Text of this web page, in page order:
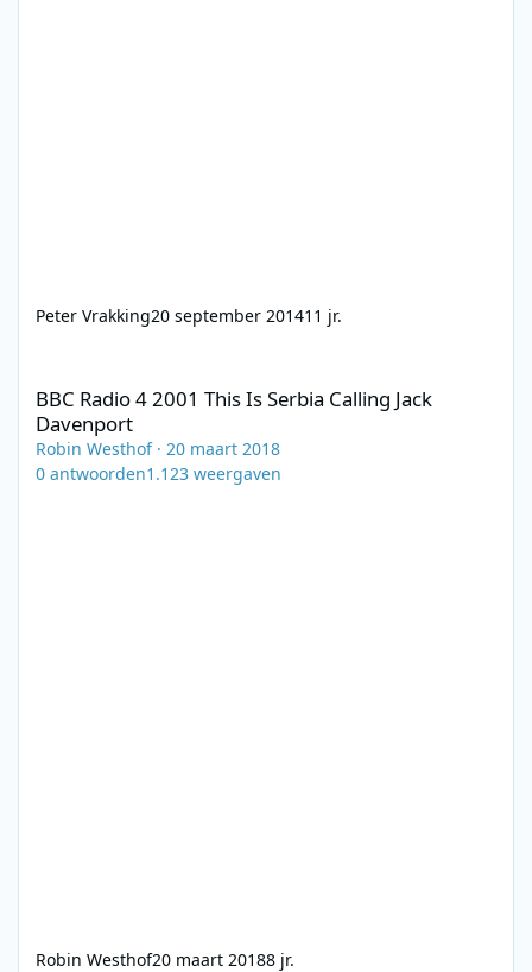
Peter Vrakking20 september 201411 jr.
BBC Radio 4 2001 This Is Serbia Calling Jack
Davenport
Robin Westhof· 20 maart 2018
0 antwoorden1.123 weergaven
Robin Westhof20 maart 20188 jr.